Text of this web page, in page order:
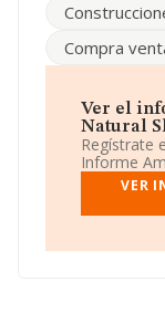
La empresa es
actividad de
según los
un número de
sector.
Dentro del
INFORMA,
empresa, se
ranking de
Compra
Ver el
Natural
Regístrate
Informe
VER